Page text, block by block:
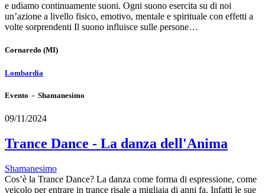
e udiamo continuamente suoni. Ogni suono esercita su di noi
un’azione a livello fisico, emotivo, mentale e spirituale con effetti a
volte sorprendenti Il suono influisce sulle persone…
Cornaredo (MI)
Lombardia
Evento - Shamanesimo
09/11/2024
Trance Dance - La danza dell'Anima
Shamanesimo
Cos’è la Trance Dance? La danza come forma di espressione, come
veicolo per entrare in trance risale a migliaia di anni fa. Infatti le sue